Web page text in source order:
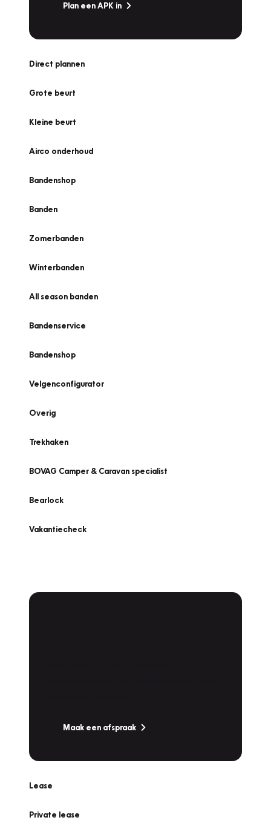
Plan een APK in
Direct plannen
Grote beurt
Kleine beurt
Airco onderhoud
Bandenshop
Banden
Zomerbanden
Winterbanden
All season banden
Bandenservice
Bandenshop
Velgenconfigurator
Overig
Trekhaken
BOVAG Camper & Caravan specialist
Bearlock
Vakantiecheck
Maak een afspraak
Lease
Private lease